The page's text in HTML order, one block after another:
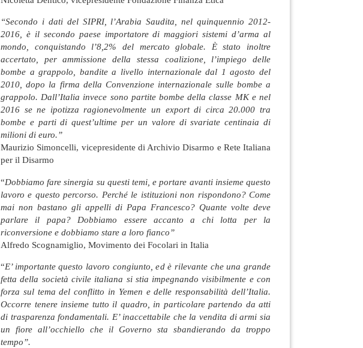
“Secondo i dati del SIPRI, l’Arabia Saudita, nel quinquennio 2012-
2016, è il secondo paese importatore di maggiori sistemi d’arma al
mondo, conquistando l’8,2% del mercato globale. È stato inoltre
accertato, per ammissione della stessa coalizione, l’impiego delle
bombe a grappolo, bandite a livello internazionale dal 1 agosto del
2010, dopo la firma della Convenzione internazionale sulle bombe a
grappolo. Dall’Italia invece sono partite bombe della classe MK e nel
2016 se ne ipotizza ragionevolmente un export di circa 20.000 tra
bombe e parti di quest’ultime per un valore di svariate centinaia di
milioni di euro.”
Maurizio Simoncelli, vicepresidente di Archivio Disarmo e Rete Italiana
per il Disarmo
“Dobbiamo fare sinergia su questi temi, e portare avanti insieme questo
lavoro e questo percorso. Perché le istituzioni non rispondono? Come
mai non bastano gli appelli di Papa Francesco? Quante volte deve
parlare il papa? Dobbiamo essere accanto a chi lotta per la
riconversione e dobbiamo stare a loro fianco”
Alfredo Scognamiglio, Movimento dei Focolari in Italia
“E’ importante questo lavoro congiunto, ed è rilevante che una grande
fetta della società civile italiana si stia impegnando visibilmente e con
forza sul tema del conflitto in Yemen e delle responsabilità dell’Italia.
Occorre tenere insieme tutto il quadro, in particolare partendo da atti
di trasparenza fondamentali. E’ inaccettabile che la vendita di armi sia
un fiore all’occhiello che il Governo sta sbandierando da troppo
tempo”.